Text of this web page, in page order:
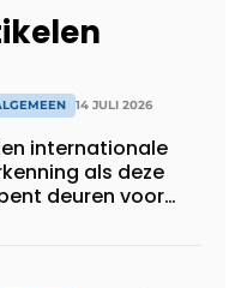
14 JULI 2026
internationale
als deze
deuren voor